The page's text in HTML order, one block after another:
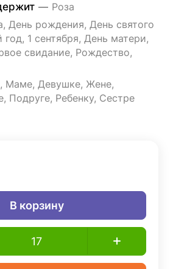
— Роза
День рождения, День святого
1 сентября, День матери,
свидание, Рождество,
Маме, Девушке, Жене,
Подруге, Ребенку, Сестре
В корзину